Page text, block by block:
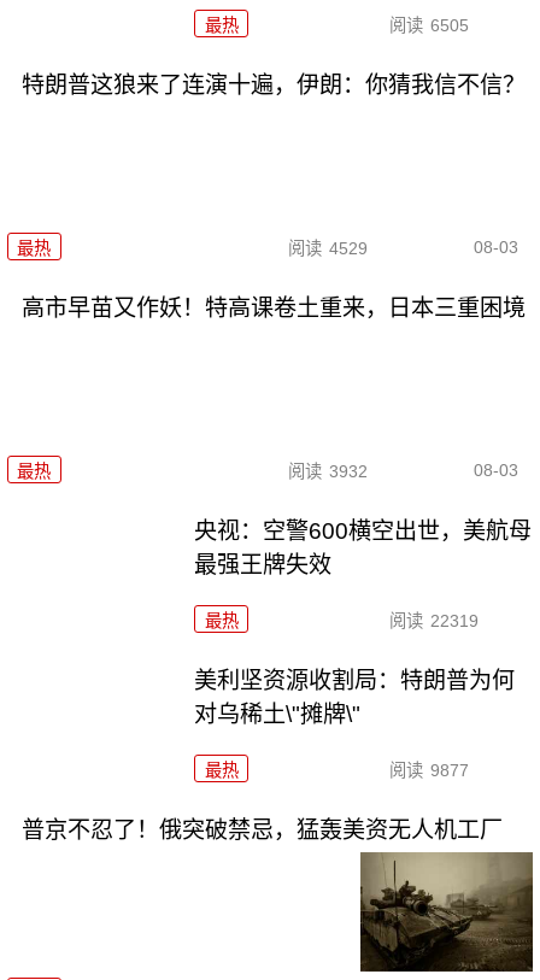
最热 阅读 6505
特朗普这狼来了连演十遍，伊朗：你猜我信不信？
最热 阅读 4529 08-03
高市早苗又作妖！特高课卷土重来，日本三重困境
最热 阅读 3932 08-03
央视：空警600横空出世，美航母
最强王牌失效
最热 阅读 22319
美利坚资源收割局：特朗普为何
对乌稀土\"摊牌\"
最热 阅读 9877
普京不忍了！俄突破禁忌，猛轰美资无人机工厂